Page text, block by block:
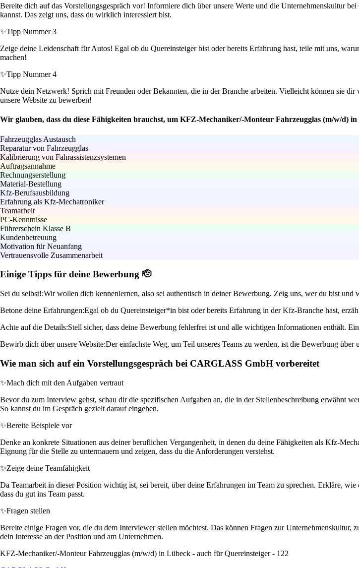
Bereite dich auf das Vorstellungsgespräch vor! Informiere dich über unsere Werte und die Unternehmenskultur
kannst. Das zeigt uns, dass du wirklich interessiert bist.
✨Tipp Nummer 3
Zeige deine Leidenschaft für Autos! Egal ob du Quereinsteiger bist oder bereits Erfahrung hast, teile mit uns,
machen!
✨Tipp Nummer 4
Nutze dein Netzwerk! Sprich mit Freunden oder Bekannten, die in der Branche arbeiten. Vielleicht können sie
unsere Website zu bewerben!
Wir glauben, dass du diese Fähigkeiten brauchst, um KFZ-Mechaniker/-Monteur Fahrzeugglas (m/w/d)
Fahrzeugglas Austausch
Reparatur von Fahrzeugglas
Kalibrierung von Fahrassistenzsystemen
Auftragsannahme
Rechnungserstellung
Material-Bestellung
Kfz-Berufsausbildung
Erfahrung als Kfz-Mechatroniker
Teamarbeit
PC-Kenntnisse
Führerschein Klasse B
Kundenbetreuung
Motivation für Neuanfang
Vertrauensvolle Zusammenarbeit
Einige Tipps für deine Bewerbung 🫡
Sei du selbst!:Wir wollen dich kennenlernen, also sei authentisch in deiner Bewerbung. Zeig uns, wer du bist und
Betone deine Erfahrungen:Egal ob du Quereinsteiger*in bist oder bereits Erfahrung in der Kfz-Branche hast,
Achte auf die Details:Stell sicher, dass deine Bewerbung fehlerfrei ist und alle wichtigen Informationen enthält.
Bewirb dich über unsere Website:Der einfachste Weg, um Teil unseres Teams zu werden, ist die Bewerbung
Wie man sich auf ein Vorstellungsgespräch bei CARGLASS GmbH vorbereitet
✨Mach dich mit den Aufgaben vertraut
Bevor du zum Interview gehst, schau dir die spezifischen Aufgaben an, die in der Stellenbeschreibung erwähnt
So kannst du im Gespräch gezielt darauf eingehen.
✨Bereite Beispiele vor
Denke an konkrete Situationen aus deiner beruflichen Vergangenheit, in denen du deine Fähigkeiten als Kfz-
Eignung für die Stelle zu untermauern und zeigen, dass du die Anforderungen verstehst.
✨Zeige deine Teamfähigkeit
Da Teamarbeit in dieser Position wichtig ist, sei bereit, über deine Erfahrungen im Team zu sprechen. Erkläre,
dass du gut ins Team passt.
✨Fragen stellen
Bereite einige Fragen vor, die du dem Interviewer stellen möchtest. Das können Fragen zur
dein Interesse an der Position und am Unternehmen.
KFZ-Mechaniker/-Monteur Fahrzeugglas (m/w/d) in Lübeck - auch für Quereinsteiger - 122